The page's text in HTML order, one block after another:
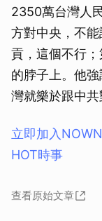
2350萬台灣人
方對中央，不
貢，這個不行
的脖子上。他
灣就樂於跟中共
立即加入
HOT時事
查看原始文章